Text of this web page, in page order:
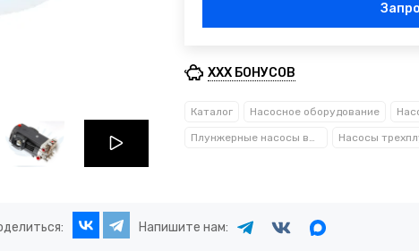
XXX БОНУСОВ
Каталог Насосное оборудование
Плунжерные насосы высокого давления
Напишите нам: